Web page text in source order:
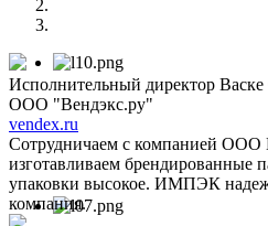
Исполнительный директор Васке
ООО "Вендэкс.ру"
vendex.ru
Сотрудничаем с компанией
изготавливаем брендированные
упаковки высокое. ИМПЭК
компания.